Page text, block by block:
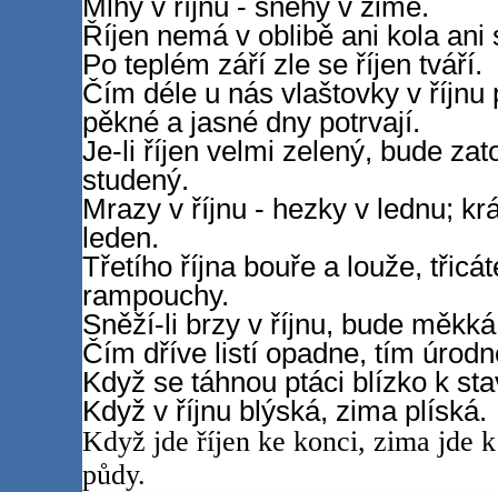
Říjen nemá v oblibě ani kola ani
Po teplém září zle se říjen tváří.
Čím déle u nás vlaštovky v říjnu
pěkné a jasné dny potrvají.
Je-li říjen velmi zelený, bude
studený.
Mrazy v říjnu - hezky v lednu;
leden.
Třetího října bouře a louže,
rampouchy.
Sněží-li brzy v říjnu, bude
Čím dříve listí opadne, tím
Když se táhnou ptáci blízko k
Když v říjnu blýská, zima plíská.
Když jde říjen ke konci, zima jde
půdy.